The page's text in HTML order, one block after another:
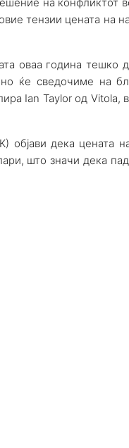
тензии цената на
оваа година тешко
ќе сведочиме на
Ian Taylor од Vitola,
објави дека цената
што значи дека